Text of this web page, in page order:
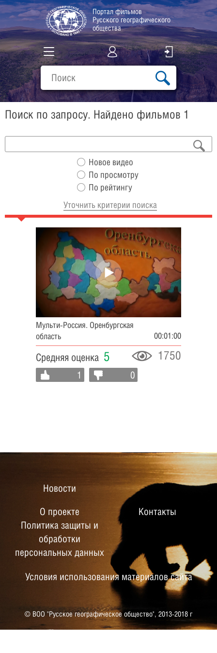
Портал фильмов
Русского географического
общества
Все фильмы
Подборки
О проекте
Поиск по запросу. Найдено фильмов 1
Новое видео
По просмотру
По рейтингу
Уточнить критерии поиска
Мульти-Россия. Оренбургская
область
00:01:00
Средняя оценка 5 1750
1 0
Новости
Условия использования материалов сайта
О проекте
Контакты
Политика защиты и
обработки
персональных данных
© ВОО "Русское географическое общество", 2013-2018 г